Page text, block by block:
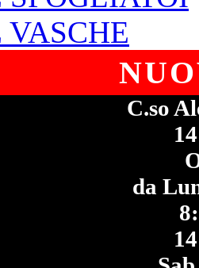
C.so
da